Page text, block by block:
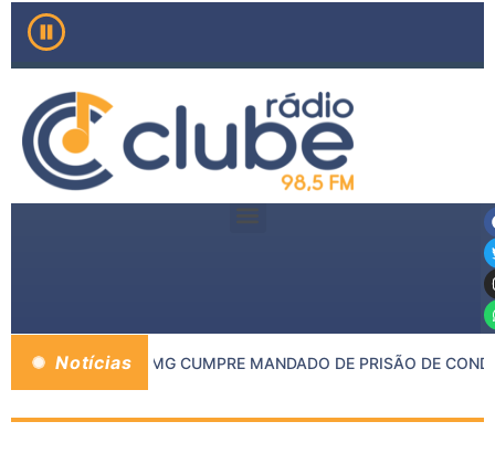
Notícias
INHAPIM E PMMG CUMPRE MANDADO DE PRISÃO DE